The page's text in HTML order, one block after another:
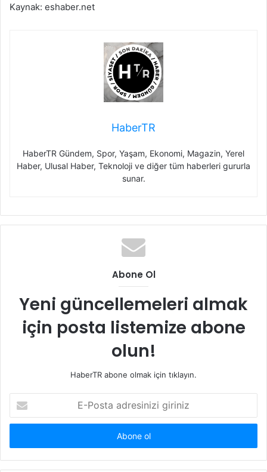
Kaynak: eshaber.net
HaberTR
HaberTR Gündem, Spor, Yaşam, Ekonomi, Magazin, Yerel
Haber, Ulusal Haber, Teknoloji ve diğer tüm haberleri gururla
sunar.
Abone Ol
Yeni güncellemeleri almak
için posta listemize abone
olun!
HaberTR abone olmak için tıklayın.
Posta
adresinizi